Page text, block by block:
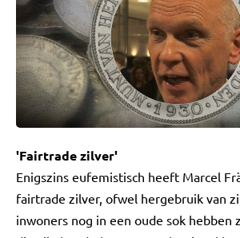
'Fairtrade zilver'
Enigszins eufemistisch heeft Marcel
fairtrade zilver, ofwel hergebruik van
inwoners nog in een oude sok hebben